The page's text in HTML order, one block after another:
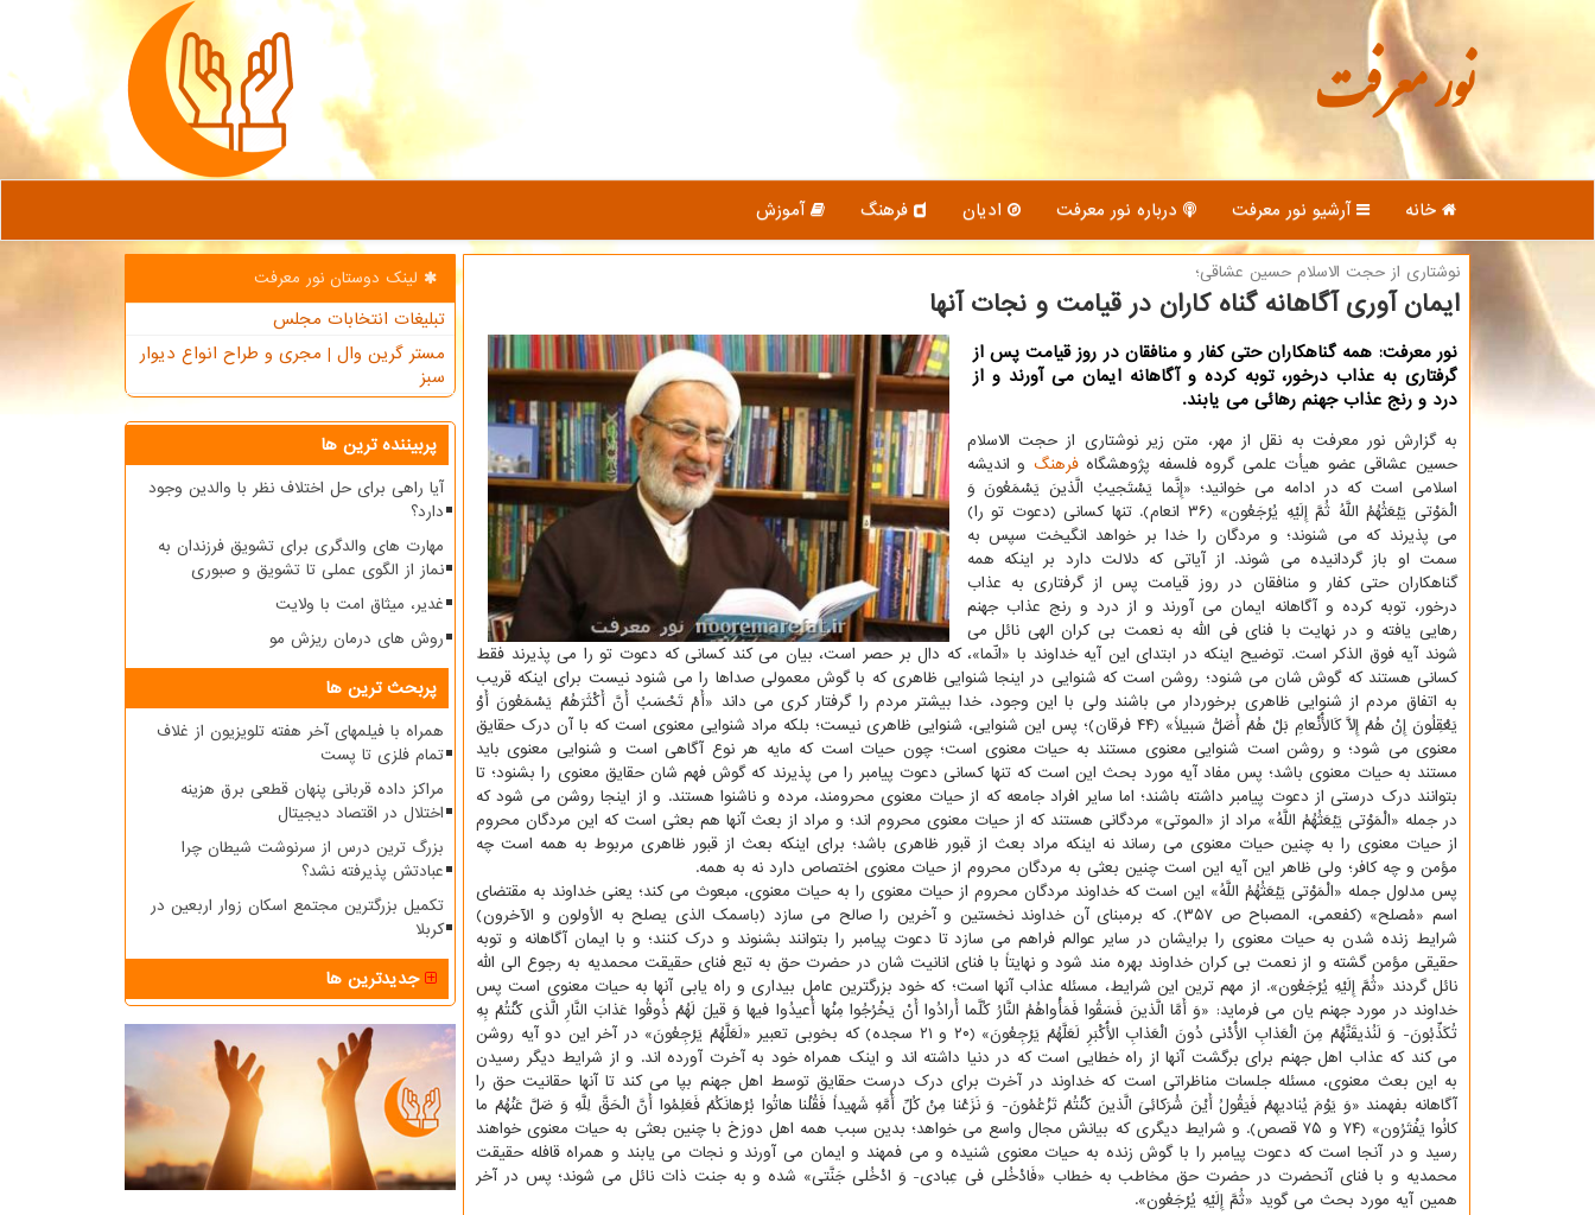
نور معرفت
خانه آرشیو نور معرفت درباره نور معرفت ادیان فرهنگ آموزش
نوشتاری از حجت الاسلام حسین عشاقی؛
ایمان آوری آگاهانه گناه كاران در قیامت و نجات آنها
نور معرفت: همه گناهكاران حتی كفار و منافقان در روز قیامت پس از
گرفتاری به عذاب درخور، توبه كرده و آگاهانه ایمان می آورند و از
درد و رنج عذاب جهنم رهائی می یابند.
به گزارش نور معرفت به نقل از مهر، متن زیر نوشتاری از حجت الاسلام
حسین عشاقی عضو هیأت علمی گروه فلسفه پژوهشگاهفرهنگ و اندیشه
اسلامی است كه در ادامه می خوانید؛ «إِنَّما یَسْتَجیبُ الَّذینَ یَسْمَعُونَ وَ
الْمَوْتی‏ یَبْعَثُهُمُ اللَّهُ ثُمَّ إِلَیْهِ یُرْجَعُون» (۳۶ انعام). تنها كسانی (دعوت تو را)
می پذیرند كه می شنوند؛ و مردگان را خدا بر خواهد انگیخت سپس به
سمت او باز گردانیده می شوند. از آیاتی كه دلالت دارد بر اینكه همه
گناهكاران حتی كفار و منافقان در روز قیامت پس از گرفتاری به عذاب
درخور، توبه كرده و آگاهانه ایمان می آورند و از درد و رنج عذاب جهنم
رهایی یافته و در نهایت با فنای فی الله به نعمت بی كران الهی نائل می
شوند آیه فوق الذكر است. توضیح اینكه در ابتدای این آیه خداوند با «انّما»، كه دال بر حصر است، بیان می كند كسانی كه دعوت تو را می پذیرند فقط
كسانی هستند كه گوش شان می شنود؛ روشن است كه شنوایی در اینجا شنوایی ظاهری كه با گوش معمولی صداها را می شنود نیست برای اینكه قریب
به اتفاق مردم از شنوایی ظاهری برخوردار می باشند ولی با این وجود، خدا بیشتر مردم را گرفتار كری می داند «أَمْ تَحْسَبُ أَنَّ أَكْثَرَهُمْ یَسْمَعُونَ أَوْ
یَعْقِلُونَ إِنْ هُمْ إِلاَّ كَالْأَنْعامِ بَلْ هُمْ أَضَلُّ سَبیلاً» (۴۴ فرقان)؛ پس این شنوایی، شنوایی ظاهری نیست؛ بلكه مراد شنوایی معنوی است كه با آن درك حقایق
معنوی می شود؛ و روشن است شنوایی معنوی مستند به حیات معنوی است؛ چون حیات است كه مایه هر نوع آگاهی است و شنوایی معنوی باید
مستند به حیات معنوی باشد؛ پس مفاد آیه مورد بحث این است كه تنها كسانی دعوت پیامبر را می پذیرند كه گوش فهم شان حقایق معنوی را بشنود؛ تا
بتوانند درك درستی از دعوت پیامبر داشته باشند؛ اما سایر افراد جامعه كه از حیات معنوی محرومند، مرده و ناشنوا هستند. و از اینجا روشن می شود كه
در جمله «الْمَوْتی‏ یَبْعَثُهُمُ اللَّهُ» مراد از «الموتی» مردگانی هستند كه از حیات معنوی محروم اند؛ و مراد از بعث آنها هم بعثی است كه این مردگان محروم
از حیات معنوی را به چنین حیات معنوی می رساند نه اینكه مراد بعث از قبور ظاهری باشد؛ برای اینكه بعث از قبور ظاهری مربوط به همه است چه
مؤمن و چه كافر؛ ولی ظاهر این آیه این است چنین بعثی به مردگان محروم از حیات معنوی اختصاص دارد نه به همه.
پس مدلول جمله «الْمَوْتی‏ یَبْعَثُهُمُ اللَّهُ» این است كه خداوند مردگان محروم از حیات معنوی را به حیات معنوی، مبعوث می كند؛ یعنی خداوند به مقتضای
اسم «مُصلح» (كفعمی، المصباح ص ۳۵۷). كه برمبنای آن خداوند نخستین و آخرین را صالح می سازد (باسمك الذی یصلح به الأولون و الآخرون)
شرایط زنده شدن به حیات معنوی را برایشان در سایر عوالم فراهم می سازد تا دعوت پیامبر را بتوانند بشنوند و درك كنند؛ و با ایمان آگاهانه و توبه
حقیقی مؤمن گشته و از نعمت بی كران خداوند بهره مند شود و نهایتاً با فنای انانیت شان در حضرت حق به تبع فنای حقیقت محمدیه به رجوع الی الله
نائل گردند «ثُمَّ إِلَیْهِ یُرْجَعُون». از مهم ترین این شرایط، مسئله عذاب آنها است؛ كه خود بزرگترین عامل بیداری و راه یابی آنها به حیات معنوی است پس
خداوند در مورد جهنم یان می فرماید: «وَ أَمَّا الَّذینَ فَسَقُوا فَمَأْواهُمُ النَّارُ كُلَّما أَرادُوا أَنْ یَخْرُجُوا مِنْها أُعیدُوا فیها وَ قیلَ لَهُمْ ذُوقُوا عَذابَ النَّارِ الَّذی كُنْتُمْ بِهِ
تُكَذِّبُونَ- وَ لَنُذیقَنَّهُمْ مِنَ الْعَذابِ الْأَدْنی‏ دُونَ الْعَذابِ الْأَكْبَرِ لَعَلَّهُمْ یَرْجِعُونَ» (۲۰ و ۲۱ سجده) كه بخوبی تعبیر «لَعَلَّهُمْ یَرْجِعُونَ» در آخر این دو آیه روشن
می كند كه عذاب اهل جهنم برای برگشت آنها از راه خطایی است كه در دنیا داشته اند و اینك همراه خود به آخرت آورده اند. و از شرایط دیگر رسیدن
به این بعث معنوی، مسئله جلسات مناظراتی است كه خداوند در آخرت برای درك درست حقایق توسط اهل جهنم بپا می كند تا آنها حقانیت حق را
آگاهانه بفهمند «وَ یَوْمَ یُنادیهِمْ فَیَقُولُ أَیْنَ شُرَكائِیَ الَّذینَ كُنْتُمْ تَزْعُمُونَ- وَ نَزَعْنا مِنْ كُلِّ أُمَّهٍ شَهیداً فَقُلْنا هاتُوا بُرْهانَكُمْ فَعَلِمُوا أَنَّ الْحَقَّ لِلَّهِ وَ ضَلَّ عَنْهُمْ ما
كانُوا یَفْتَرُون» (۷۴ و ۷۵ قصص). و شرایط دیگری كه بیانش مجال واسع می خواهد؛ بدین سبب همه اهل دوزخ با چنین بعثی به حیات معنوی خواهند
رسید و در آنجا است كه دعوت پیامبر را با گوش زنده به حیات معنوی شنیده و می فمهند و ایمان می آورند و نجات می یابند و همراه قافله حقیقت
محمدیه و با فنای آنحضرت در حضرت حق مخاطب به خطاب «فَادْخُلی‏ فی‏ عِبادی- وَ ادْخُلی‏ جَنَّتی» شده و به جنت ذات نائل می شوند؛ پس در آخر
همین آیه مورد بحث می گوید «ثُمَّ إِلَیْهِ یُرْجَعُون».
لینک دوستان نور معرفت
تبلیغات انتخابات مجلس
مستر گرین وال | مجری و طراح انواع دیوار
سبز
پربیننده ترین ها
آیا راهی برای حل اختلاف نظر با والدین وجود
دارد؟
مهارت های والدگری برای تشویق فرزندان به
نماز از الگوی عملی تا تشویق و صبوری
غدیر، میثاق امت با ولایت
روش های درمان ریزش مو
پربحث ترین ها
همراه با فیلمهای آخر هفته تلویزیون از غلاف
تمام فلزی تا پست
مراکز داده قربانی پنهان قطعی برق هزینه
اختلال در اقتصاد دیجیتال
بزرگ ترین درس از سرنوشت شیطان چرا
عبادتش پذیرفته نشد؟
تکمیل بزرگترین مجتمع اسکان زوار اربعین در
کربلا
جدیدترین ها